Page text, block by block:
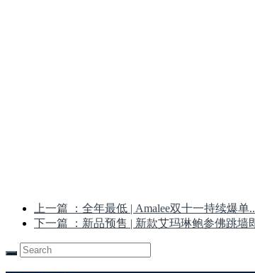
上一篇
：全年最低 | Amalee双十一持续爆单..
下一篇
：新品预售 | 新款艾玛琳鲍参佛跳墙